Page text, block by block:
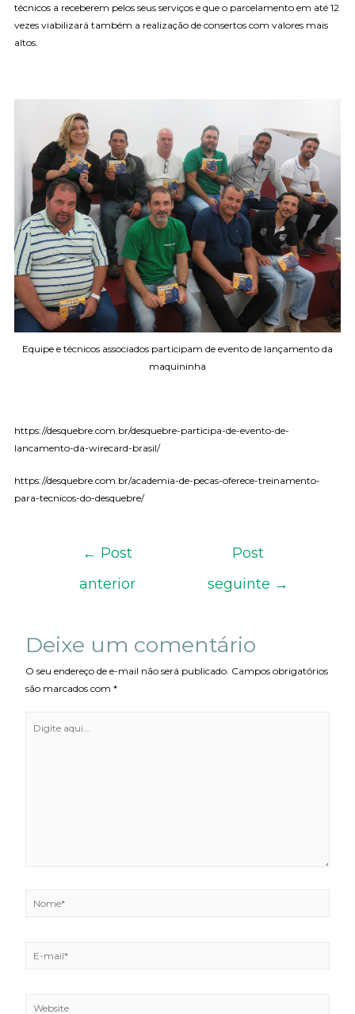
técnicos a receberem pelos seus serviços e que o parcelamento em até 12
vezes viabilizará também a realização de consertos com valores mais
altos.
Equipe e técnicos associados participam de evento de lançamento da
maquininha
https://desquebre.com.br/desquebre-participa-de-evento-de-
lancamento-da-wirecard-brasil/
https://desquebre.com.br/academia-de-pecas-oferece-treinamento-
para-tecnicos-do-desquebre/
← Post
anterior
Post
seguinte →
Deixe um comentário
O seu endereço de e-mail não será publicado. Campos obrigatórios
são marcados com*